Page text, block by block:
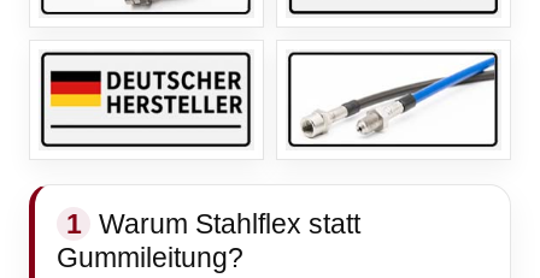
1 Warum Stahlflex statt
Gummileitung?